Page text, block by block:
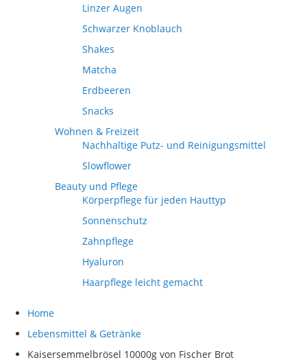
Linzer Augen
Schwarzer Knoblauch
Shakes
Matcha
Erdbeeren
Snacks
Wohnen & Freizeit
Nachhaltige Putz- und Reinigungsmittel
Slowflower
Beauty und Pflege
Körperpflege für jeden Hauttyp
Sonnenschutz
Zahnpflege
Hyaluron
Haarpflege leicht gemacht
Home
Lebensmittel & Getränke
Kaisersemmelbrösel 10000g von Fischer Brot